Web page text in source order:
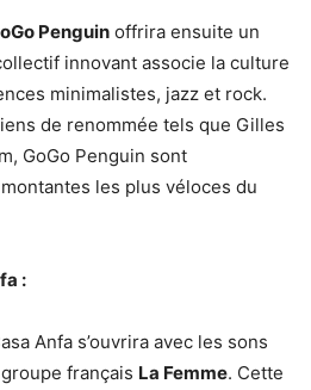
Penguin offrira ensuite un
innovant associe la culture
minimalistes, jazz et rock.
de renommée tels que Gilles
GoGo Penguin sont
les plus véloces du
:
Anfa s’ouvrira avec les sons
français La Femme. Cette